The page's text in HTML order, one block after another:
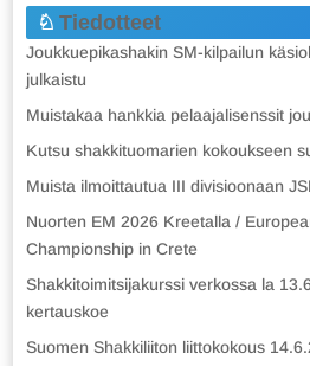
Tiedotteet
Joukkuepikashakin SM-kilpailun
julkaistu
Muistakaa hankkia pelaajalisenssit
Kutsu shakkituomarien kokoukseen
Muista ilmoittautua III divisioonaan
Nuorten EM 2026 Kreetalla /
Championship in Crete
Shakkitoimitsijakurssi verkossa la
kertauskoe
Suomen Shakkiliiton liittokokous